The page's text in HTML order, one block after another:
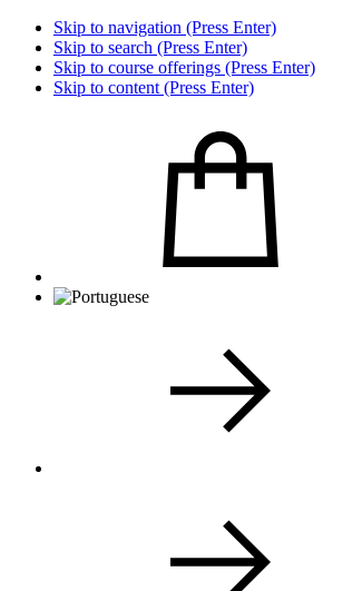
Skip to navigation (Press Enter)
Skip to search (Press Enter)
Skip to course offerings (Press Enter)
Skip to content (Press Enter)